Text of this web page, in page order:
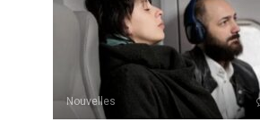
Nouvelles